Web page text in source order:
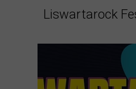
Galeria
Liswartarock